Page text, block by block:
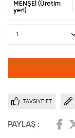
MENŞEİ (Üretim
yeri)
TAVSIYE ET
PAYLAŞ :